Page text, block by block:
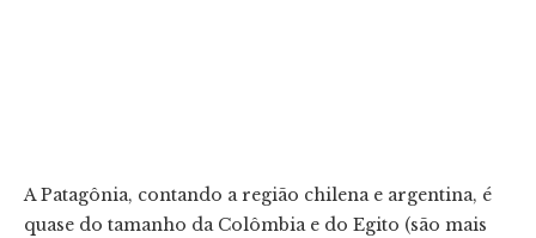
A Patagônia, contando a região chilena e argentina, é
quase do tamanho da Colômbia e do Egito (são mais